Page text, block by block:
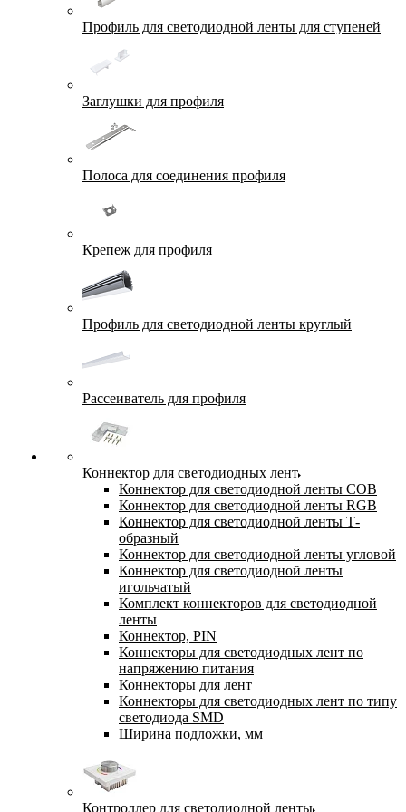
Профиль для светодиодной ленты для ступеней
Заглушки для профиля
Полоса для соединения профиля
Крепеж для профиля
Профиль для светодиодной ленты круглый
Рассеиватель для профиля
Коннектор для светодиодных лент
Коннектор для светодиодной ленты COB
Коннектор для светодиодной ленты RGB
Коннектор для светодиодной ленты Т-
образный
Коннектор для светодиодной ленты угловой
Коннектор для светодиодной ленты
игольчатый
Комплект коннекторов для светодиодной
ленты
Коннектор, PIN
Коннекторы для светодиодных лент по
напряжению питания
Коннекторы для лент
Коннекторы для светодиодных лент по типу
светодиода SMD
Ширина подложки, мм
Контроллер для светодиодной ленты